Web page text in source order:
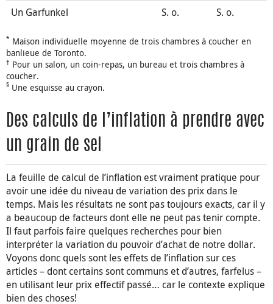
Un Garfunkel
S. o. S. o.
* Maison individuelle moyenne de trois chambres à coucher en
banlieue de Toronto.
† Pour un salon, un coin-repas, un bureau et trois chambres à
coucher.
§ Une esquisse au crayon.
Des calculs de l’inflation à prendre avec
un grain de sel
La feuille de calcul de l’inflation est vraiment pratique pour
avoir une idée du niveau de variation des prix dans le
temps. Mais les résultats ne sont pas toujours exacts, car il y
a beaucoup de facteurs dont elle ne peut pas tenir compte.
Il faut parfois faire quelques recherches pour bien
interpréter la variation du pouvoir d’achat de notre dollar.
Voyons donc quels sont les effets de l’inflation sur ces
articles – dont certains sont communs et d’autres, farfelus –
en utilisant leur prix effectif passé… car le contexte explique
bien des choses!